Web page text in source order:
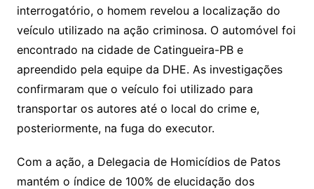
interrogatório, o homem revelou a localização do
veículo utilizado na ação criminosa. O automóvel foi
encontrado na cidade de Catingueira-PB e
apreendido pela equipe da DHE. As investigações
confirmaram que o veículo foi utilizado para
transportar os autores até o local do crime e,
posteriormente, na fuga do executor.
Com a ação, a Delegacia de Homicídios de Patos
mantém o índice de 100% de elucidação dos